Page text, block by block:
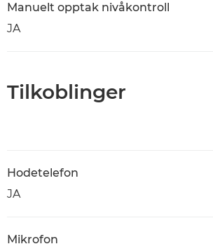
Manuelt opptak nivåkontroll
JA
Tilkoblinger
Hodetelefon
JA
Mikrofon